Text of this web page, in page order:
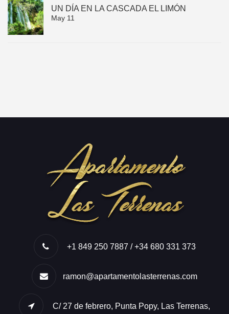
UN DÍA EN LA CASCADA EL LIMÓN
May 11
+1 849 250 7887 / +34 680 331 373
ramon@apartamentolasterrenas.com
C/ 27 de febrero, Punta Popy, Las Terrenas,